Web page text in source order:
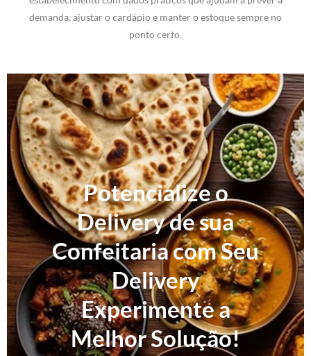
demanda, ajustar o cardápio e manter o estoque sempre no
ponto certo.
Potencialize o
Delivery de sua
Confeitaria com Seu
Delivery
Experimente a
Melhor Solução!